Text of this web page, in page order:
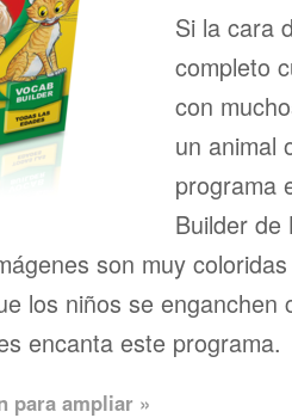
Si la cara
completo
con
un animal
programa
Builder de
son muy
los niños se enganchen
encanta este programa.
para ampliar »